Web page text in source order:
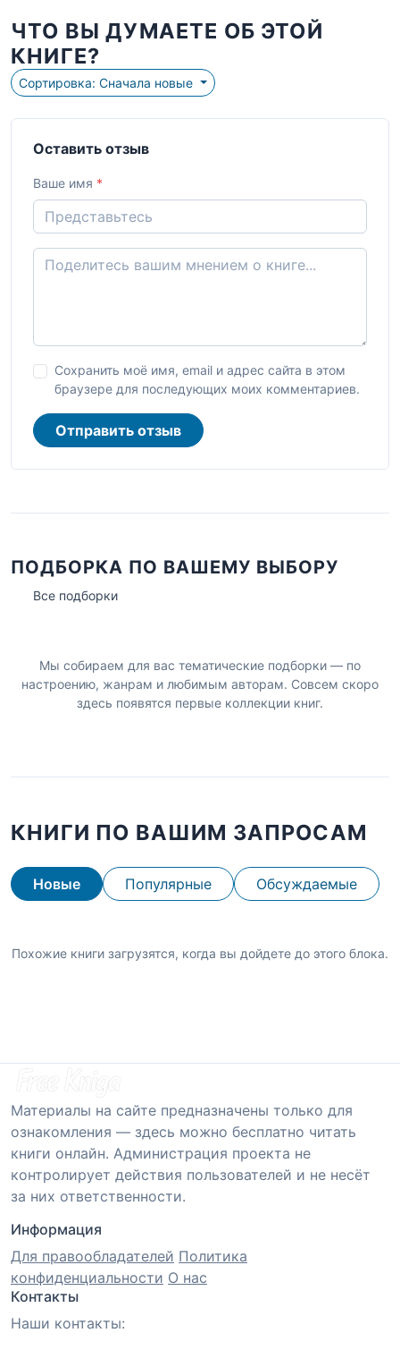
ЧТО ВЫ ДУМАЕТЕ ОБ ЭТОЙ
КНИГЕ?
Сортировка: Сначала новые
Оставить отзыв
Ваше имя *
Сохранить моё имя, email и адрес сайта в этом
браузере для последующих моих комментариев.
Отправить отзыв
ПОДБОРКА ПО ВАШЕМУ ВЫБОРУ
Все подборки
Мы собираем для вас тематические подборки — по
настроению, жанрам и любимым авторам. Совсем скоро
здесь появятся первые коллекции книг.
КНИГИ ПО ВАШИМ ЗАПРОСАМ
Новые Популярные Обсуждаемые
Похожие книги загрузятся, когда вы дойдете до этого блока.
Материалы на сайте предназначены только для
ознакомления — здесь можно бесплатно читать
книги онлайн. Администрация проекта не
контролирует действия пользователей и не несёт
за них ответственности.
Информация
Для правообладателей Политика
конфиденциальности О нас
Контакты
Наши контакты: